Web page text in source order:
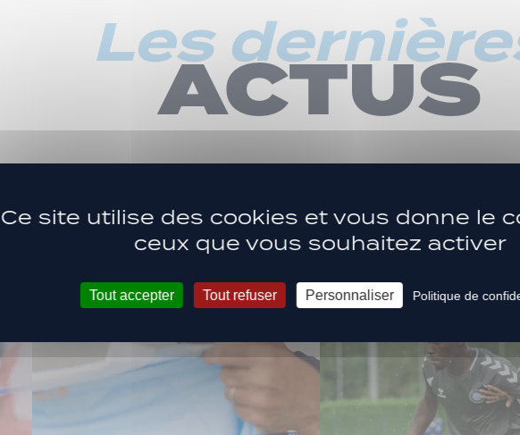
LesACTUS
Ce site utilise des cookies et vous donne le
ceux que vous souhaitez activer
Tout accepter Tout refuser Personnaliser Politique de